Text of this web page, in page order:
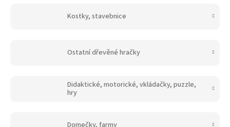
Kostky, stavebnice
Ostatní dřevěné hračky
Didaktické, motorické, vkládačky, puzzle,
hry